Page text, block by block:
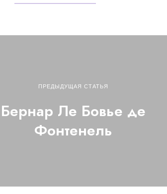
ПРЕДЫДУЩАЯ СТАТЬЯ
Бернар Ле Бовье де
Фонтенель